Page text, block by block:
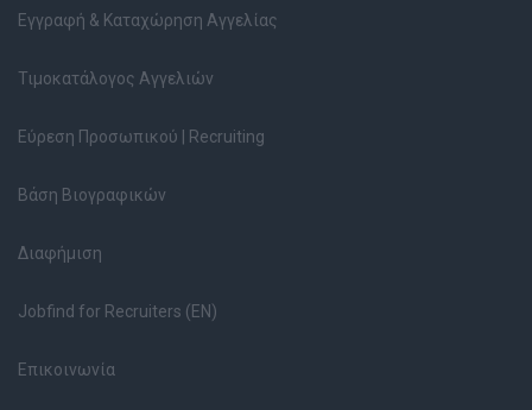
Εγγραφή & Καταχώρηση Αγγελίας
Τιμοκατάλογος Αγγελιών
Εύρεση Προσωπικού | Recruiting
Βάση Βιογραφικών
Διαφήμιση
Jobfind for Recruiters (EN)
Επικοινωνία